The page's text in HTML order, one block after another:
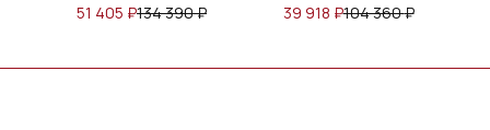
51 405 ₽134 390₽ 39 918 ₽104 360₽